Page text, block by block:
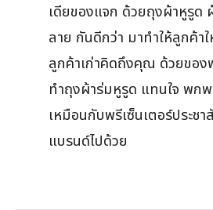
เดียของแจก ด้วยถุงผ้าหูรู
ลาย กันดีกว่า มาทำให้ลูกค้า
ลูกค้าเก่าคิดถึงคุณ ด้วยของ
ทำถุงผ้าร่มหูรูด แทนใจ พกพ
เหมือนกับพรีเซ็นเตอร์ประช
แบรนด์ไปด้วย